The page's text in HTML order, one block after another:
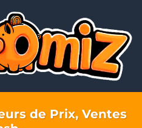
de Prix, Ventes